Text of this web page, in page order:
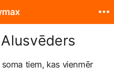
tiem, kas vienmēr